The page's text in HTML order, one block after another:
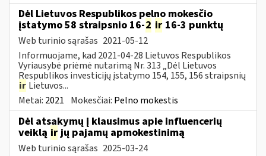
Dėl Lietuvos Respublikos pelno mokesčio
įstatymo 58 straipsnio 16-2 ir 16-3 punktų
Web turinio sąrašas 2021-05-12
Informuojame, kad 2021-04-28 Lietuvos Respublikos
Vyriausybė priėmė nutarimą Nr. 313 „Dėl Lietuvos
Respublikos investicijų įstatymo 154, 155, 156 straipsnių
ir Lietuvos...
Metai: 2021 Mokesčiai: Pelno mokestis
Dėl atsakymų į klausimus apie influencerių
veiklą irjų pajamų apmokestinimą
Web turinio sąrašas 2025-03-24